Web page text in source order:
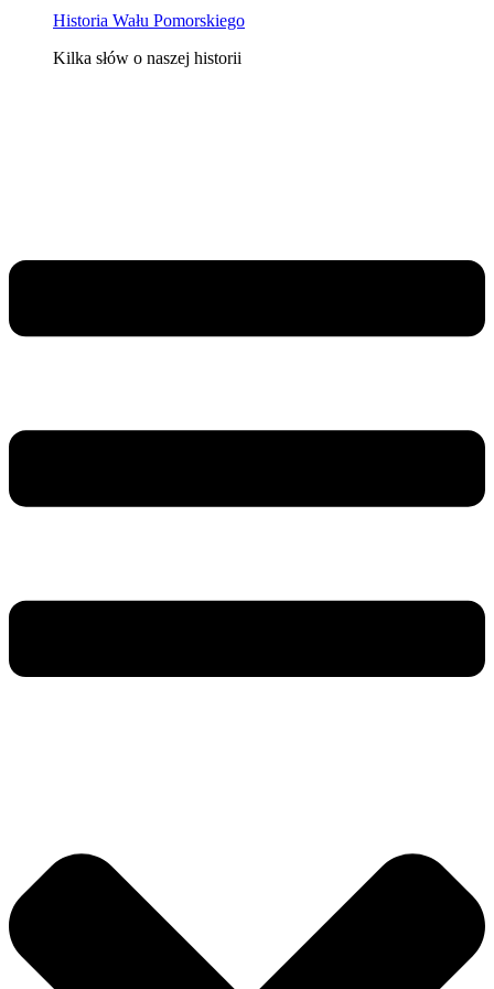
Historia Wału Pomorskiego
Kilka słów o naszej historii